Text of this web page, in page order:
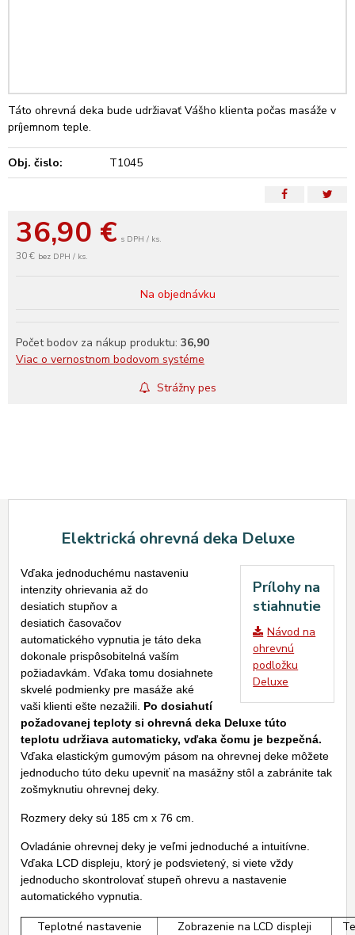
36,90 € s DPH / ks.
30 € bez DPH / ks.
Na objednávku
Počet bodov za nákup produktu: 36,90
Viac o vernostnom bodovom systéme
Strážny pes
Táto ohrevná deka bude udržiavať Vášho klienta počas masáže v
príjemnom teple.
Obj. čislo: T1045
Elektrická ohrevná deka Deluxe
Prílohy na
stiahnutie
Návod na
ohrevnú
podložku
Deluxe
Vďaka jednoduchému nastaveniu
intenzity ohrievania až do
desiatich stupňov a
desiatich časovačov
automatického vypnutia je táto deka
dokonale prispôsobitelná vaším
požiadavkám. Vďaka tomu dosiahnete
skvelé podmienky pre masáže aké
vaši klienti ešte nezažili. Po dosiahutí
požadovanej teploty si ohrevná deka Deluxe túto
teplotu udržiava automaticky, vďaka čomu je bezpečná.
Vďaka elastickým gumovým pásom na ohrevnej deke môžete
jednoducho túto deku upevniť na masážny stôl a zabránite tak
zošmyknutiu ohrevnej deky.
Rozmery deky sú 185 cm x 76 cm.
Ovladánie ohrevnej deky je veľmi jednoduché a intuitívne.
Vďaka LCD displeju, ktorý je podsvietený, si viete vždy
jednoducho skontrolovať stupeň ohrevu a nastavenie
automatického vypnutia.
Teplotné nastavenie Zobrazenie na LCD displeji